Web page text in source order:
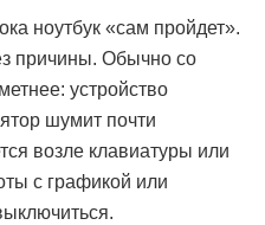
ноутбук «сам пройдет».
причины. Обычно со
устройство
шумит почти
возле клавиатуры или
с графикой или